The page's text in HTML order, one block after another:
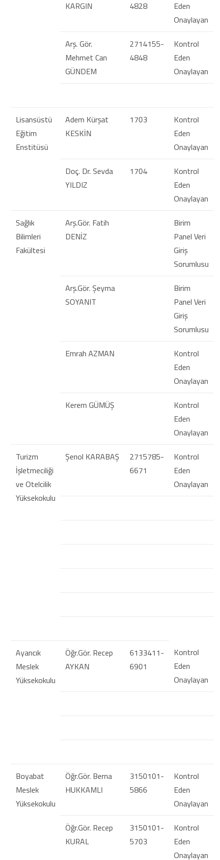
KARGIN
4828
Eden
Onaylayan
Arş. Gör.
Mehmet Can
GÜNDEM
2714155-
4848
Kontrol
Eden
Onaylayan
Lisansüstü
Eğitim
Enstitüsü
Adem Kürşat
KESKİN
1703
Kontrol
Eden
Onaylayan
Doç. Dr. Sevda
YILDIZ
1704
Kontrol
Eden
Onaylayan
Sağlık
Bilimleri
Fakültesi
Arş.Gör. Fatih
DENİZ
Birim
Panel Veri
Giriş
Sorumlusu
Arş.Gör. Şeyma
SOYANIT
Birim
Panel Veri
Giriş
Sorumlusu
Emrah AZMAN
Kontrol
Eden
Onaylayan
Kerem GÜMÜŞ
Kontrol
Eden
Onaylayan
Turizm
İşletmeciliği
ve Otelcilik
Yüksekokulu
Şenol KARABAŞ
2715785-
6671
Kontrol
Eden
Onaylayan
Ayancık
Meslek
Yüksekokulu
Öğr.Gör. Recep
AYKAN
6133411-
6901
Kontrol
Eden
Onaylayan
Boyabat
Meslek
Yüksekokulu
Öğr.Gör. Berna
HUKKAMLI
3150101-
5866
Kontrol
Eden
Onaylayan
Öğr.Gör. Recep
KURAL
3150101-
5703
Kontrol
Eden
Onaylayan